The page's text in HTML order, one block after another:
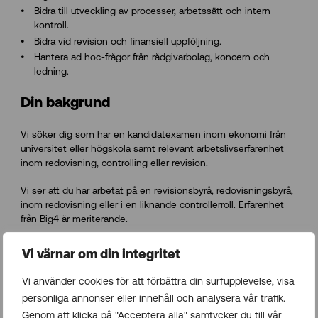
Vi värnar om din integritet
Vi använder cookies för att förbättra din surfupplevelse, visa
personliga annonser eller innehåll och analysera vår trafik.
Genom att klicka på "Acceptera alla" samtycker du till vår
Bidra till utveckling av processer, arbetssätt och intern
kontroll.
Bidra vid revision och finansiell uppföljning.
Hantera ad hoc-frågor från rådgivarbolag, koncern och
ledning.
Din bakgrund
Vi söker dig som har en kandidatexamen inom ekonomi från
universitet eller högskola samt relevant arbetslivserfarenhet
inom redovisning, controlling eller revision.
Vi ser att du har arbetat på en revisionsbyrå, redovisningsbyrå,
inom redovisning eller i en liknande controllerroll. Erfarenhet
från Big4 är meriterande.
Vi söker dig som har god förståelse för redovisning, bokslut
och finansiell rapportering. Vidare har du kunskap om
redovisningsprinciper enligt K2, K3 eller IFRS och goda
kunskaper i Excel. Erfarenhet av eller intresse för Power BI, AI
och andra digitala verktyg är meriterande.